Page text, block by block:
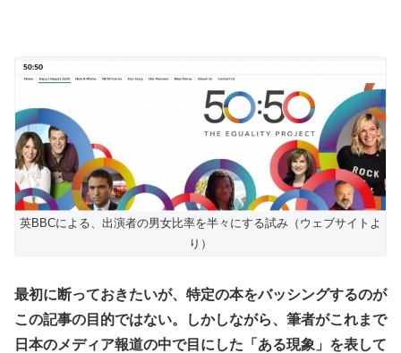
英BBCによる、出演者の男女比率を半々にする試み（ウェブサイトよ
り）
最初に断っておきたいが、特定の本をバッシングするのが
この記事の目的ではない。しかしながら、筆者がこれまで
日本のメディア報道の中で目にした「ある現象」を表して